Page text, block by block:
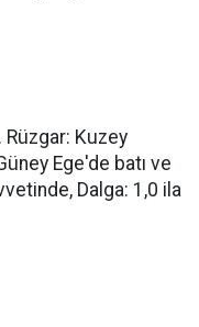
Rüzgar: Kuzey
Ege'de batı ve
Dalga: 1,0 ila